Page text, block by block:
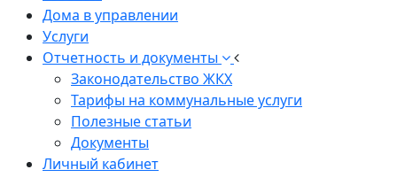
Дома в управлении
Услуги
Отчетность и документы
Законодательство ЖКХ
Тарифы на коммунальные услуги
Полезные статьи
Документы
Личный кабинет